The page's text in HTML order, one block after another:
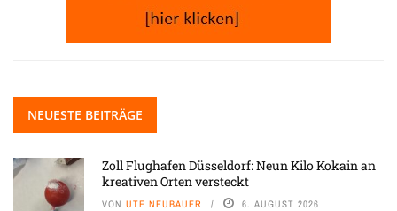
NEUESTE BEITRÄGE
Zoll Flughafen Düsseldorf: Neun Kilo Kokain an
kreativen Orten versteckt
VON UTE NEUBAUER 6. AUGUST 2026